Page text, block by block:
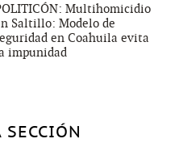
Multihomicidio
Saltillo: Modelo de
en Coahuila evita
impunidad